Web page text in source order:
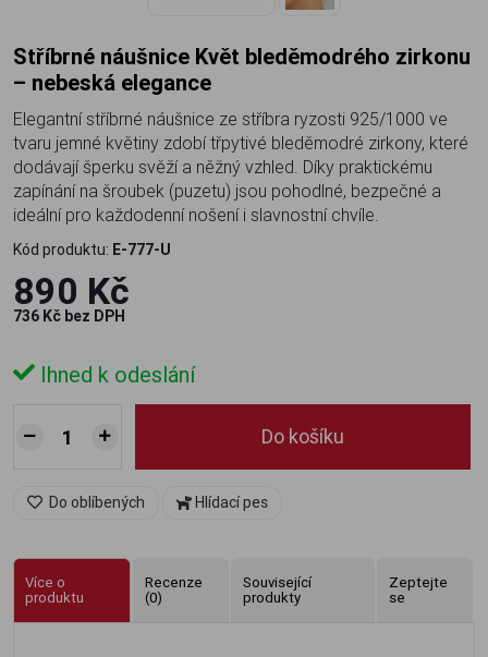
Stříbrné náušnice Květ bleděmodrého zirkonu
– nebeská elegance
Elegantní stříbrné náušnice ze stříbra ryzosti 925/1000 ve
tvaru jemné květiny zdobí třpytivé bleděmodré zirkony, které
dodávají šperku svěží a něžný vzhled. Díky praktickému
zapínání na šroubek (puzetu) jsou pohodlné, bezpečné a
ideální pro každodenní nošení i slavnostní chvíle.
Kód produktu: E-777-U
890 Kč
736 Kč bez DPH
Ihned k odeslání
Do košíku
Do oblíbených Hlídací pes
Více o
produktu
Recenze
(0)
Související
produkty
Zeptejte
se